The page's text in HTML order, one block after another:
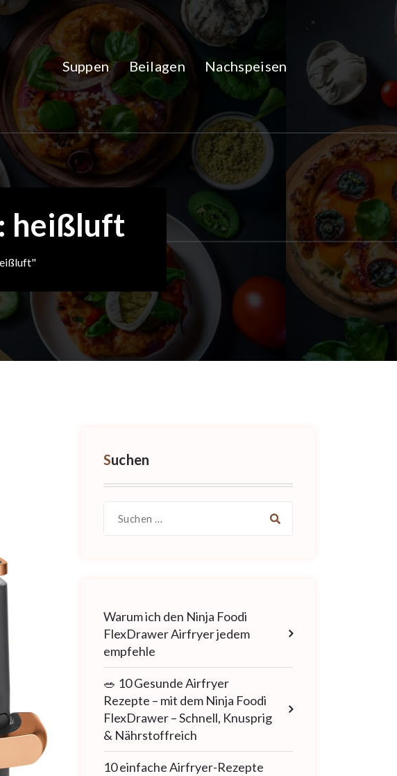
Suppen Beilagen Nachspeisen
heißluft
Suchen
nach:
Warum ich den Ninja Foodi
FlexDrawer Airfryer jedem
empfehle
🥗 10 Gesunde Airfryer
Rezepte – mit dem Ninja Foodi
FlexDrawer – Schnell, Knusprig
& Nährstoffreich
10 einfache Airfryer-Rezepte